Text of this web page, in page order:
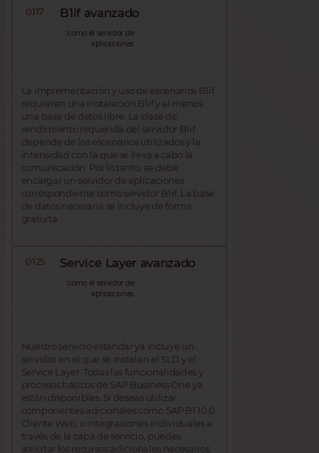
0117 B1if avanzado
como el servidor de
aplicaciones
La implementación y uso de escenarios B1if
requieren una instalación B1if y al menos
una base de datos libre. La clase de
rendimiento requerida del servidor B1if
depende de los escenarios utilizados y la
intensidad con la que se lleva a cabo la
comunicación. Por lo tanto, se debe
encargar un servidor de aplicaciones
correspondiente como servidor B1if. La base
de datos necesaria se incluye de forma
gratuita.
0125 Service Layer avanzado
como el servidor de
aplicaciones
Nuestro servicio estándar ya incluye un
servidor en el que se instalan el SLD y el
Service Layer. Todas las funcionalidades y
procesos básicos de SAP Business One ya
están disponibles. Si deseas utilizar
componentes adicionales como SAP B1 10.0
Cliente Web, o integraciones individuales a
través de la capa de servicio, puedes
solicitar los recursos adicionales necesarios.